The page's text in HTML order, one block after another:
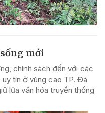
mới
chính sách đến với các
tín ở vùng cao TP. Đà
lửa văn hóa truyền thống